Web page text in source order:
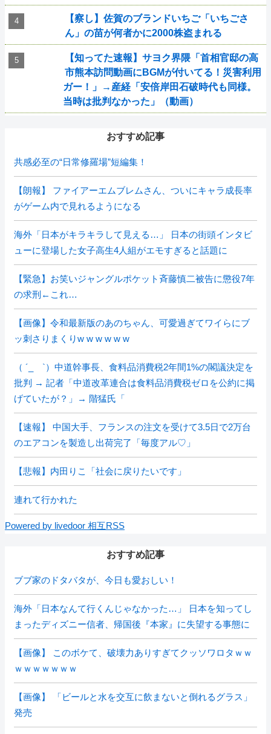
【察し】佐賀のブランドいちご「いちごさ
ん」の苗が何者かに2000株盗まれる
【知ってた速報】サヨク界隈「首相官邸の高
市熊本訪問動画にBGMが付いてる！災害利用
ガー！」→産経「安倍岸田石破時代も同様。
当時は批判なかった」（動画）
おすすめ記事
共感必至の“日常修羅場”短編集！
【朗報】 ファイアーエムブレムさん、ついにキャラ成長率
がゲーム内で見れるようになる
海外「日本がキラキラして見える…」 日本の街頭インタビ
ューに登場した女子高生4人組がエモすぎると話題に
【緊急】お笑いジャングルポケット斉藤慎二被告に懲役7年
の求刑←これ…
【画像】令和最新版のあのちゃん、可愛過ぎてワイらにブ
ッ刺さりまくりw w w w w w
（ ´_ゝ`）中道幹事長、食料品消費税2年間1%の閣議決定を
批判 → 記者「中道改革連合は食料品消費税ゼロを公約に掲
げていたが？」→ 階猛氏「
【速報】 中国大手、フランスの注文を受けて3.5日で2万台
のエアコンを製造し出荷完了「毎度アル♡」
【悲報】内田りこ「社会に戻りたいです」
連れて行かれた
Powered by livedoor 相互RSS
おすすめ記事
ブブ家のドタバタが、今日も愛おしい！
海外「日本なんて行くんじゃなかった…」 日本を知ってし
まったディズニー信者、帰国後『本家』に失望する事態に
【画像】 このボケて、破壊力ありすぎてクッソワロタｗｗ
ｗｗｗｗｗｗｗ
【画像】 「ビールと水を交互に飲まないと倒れるグラス」
発売